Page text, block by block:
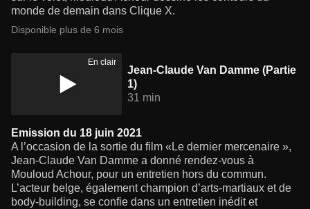
monde de demain dans Clique X.
Disponible plus de 6 mois
En clair
Jean-Claude Van Damme (Partie
1)
31 min
Emission du 18 juin 2021
A l’occasion de la sortie du film «Le dernier mercenaire »,
Jean-Claude Van Damme a donné rendez-vous à
Mouloud Achour, pour un entretien hors du commun.
L’acteur belge, également champion d’arts-martiaux et de
body-building, se confie dans un entretien inédit et